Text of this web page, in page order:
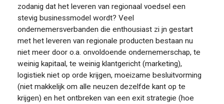
zodanig dat het leveren van regionaal voedsel een
stevig businessmodel wordt? Veel
ondernemersverbanden die enthousiast zi jn gestart
met het leveren van regionale producten bestaan nu
niet meer door o.a. onvoldoende ondernemerschap, te
weinig kapitaal, te weinig klantgericht (marketing),
logistiek niet op orde krijgen, moeizame besluitvorming
(niet makkelijk om alle neuzen dezelfde kant op te
krijgen) en het ontbreken van een exit strategie (hoe